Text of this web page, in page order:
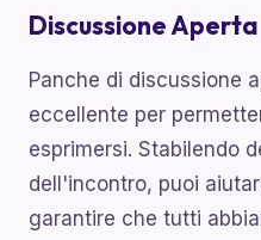
Discussione Aperta
Panche di discussione
eccellente per
esprimersi. Stabilendo
dell'incontro, puoi
garantire che tutti